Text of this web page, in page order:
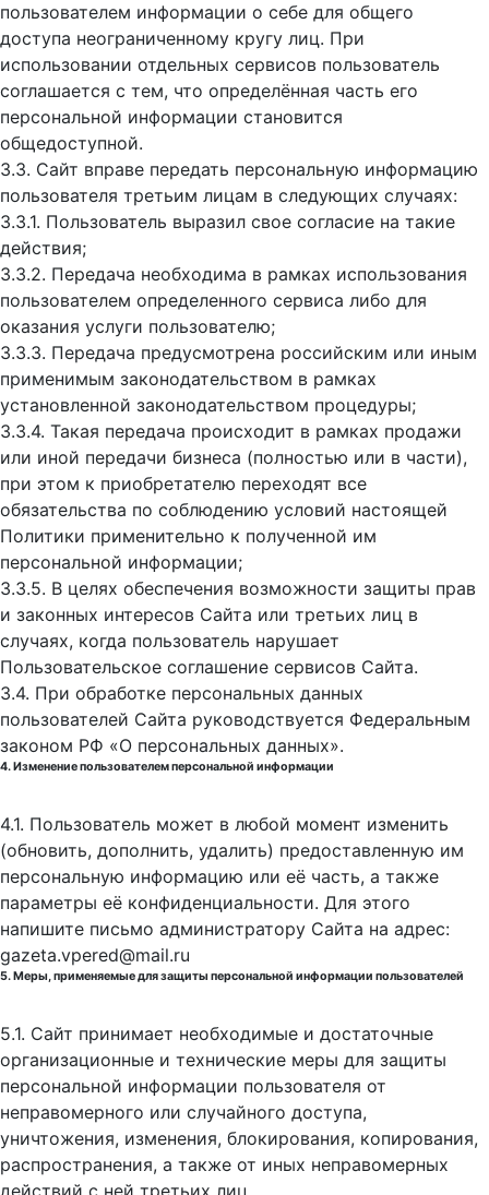
пользователем информации о себе для общего
доступа неограниченному кругу лиц. При
использовании отдельных сервисов пользователь
соглашается с тем, что определённая часть его
персональной информации становится
общедоступной.
3.3. Сайт вправе передать персональную информацию
пользователя третьим лицам в следующих случаях:
3.3.1. Пользователь выразил свое согласие на такие
действия;
3.3.2. Передача необходима в рамках использования
пользователем определенного сервиса либо для
оказания услуги пользователю;
3.3.3. Передача предусмотрена российским или иным
применимым законодательством в рамках
установленной законодательством процедуры;
3.3.4. Такая передача происходит в рамках продажи
или иной передачи бизнеса (полностью или в части),
при этом к приобретателю переходят все
обязательства по соблюдению условий настоящей
Политики применительно к полученной им
персональной информации;
3.3.5. В целях обеспечения возможности защиты прав
и законных интересов Сайта или третьих лиц в
случаях, когда пользователь нарушает
Пользовательское соглашение сервисов Сайта.
3.4. При обработке персональных данных
пользователей Сайта руководствуется Федеральным
законом РФ «О персональных данных».
4. Изменение пользователем персональной информации
4.1. Пользователь может в любой момент изменить
(обновить, дополнить, удалить) предоставленную им
персональную информацию или её часть, а также
параметры её конфиденциальности. Для этого
напишите письмо администратору Сайта на адрес:
gazeta.vpered@mail.ru
5. Меры, применяемые для защиты персональной информации пользователей
5.1. Сайт принимает необходимые и достаточные
организационные и технические меры для защиты
персональной информации пользователя от
неправомерного или случайного доступа,
уничтожения, изменения, блокирования, копирования,
распространения, а также от иных неправомерных